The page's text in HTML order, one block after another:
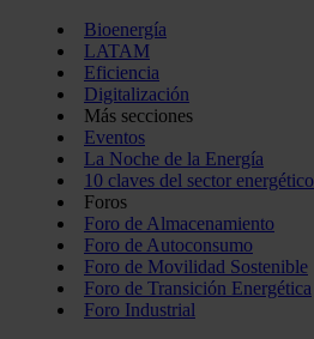
Bioenergía
LATAM
Eficiencia
Digitalización
Más secciones
Eventos
La Noche de la Energía
10 claves del sector energético
Foros
Foro de Almacenamiento
Foro de Autoconsumo
Foro de Movilidad Sostenible
Foro de Transición Energética
Foro Industrial